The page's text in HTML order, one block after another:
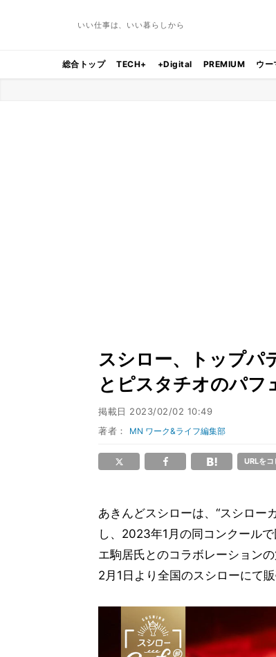
いい仕事は、いい暮らしから
総合トップ TECH+ +Digital PREMIUM ウー
スシロー、トップパ
とピスタチオのパフ
掲載日 2023/02/02 10:49
著者： MN ワーク&ライフ編集部
URLをコ
あきんどスシローは、“スシロー
し、2023年1月の同コンクール
エ駒居氏とのコラボレーション
2月1日より全国のスシローにて販